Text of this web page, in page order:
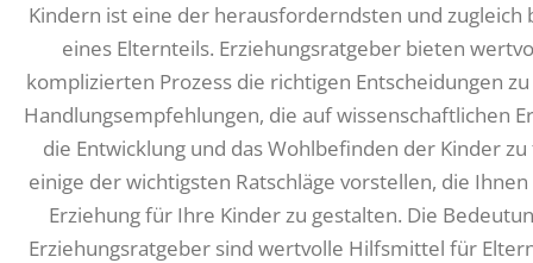
Kindern ist eine der herausforderndsten und
eines Elternteils. Erziehungsratgeber bieten
komplizierten Prozess die richtigen Entscheidungen
Handlungsempfehlungen, die auf wissenschaftlichen
die Entwicklung und das Wohlbefinden der Kinder
einige der wichtigsten Ratschläge vorstellen, die
Erziehung für Ihre Kinder zu gestalten. Die
Erziehungsratgeber sind wertvolle Hilfsmittel für